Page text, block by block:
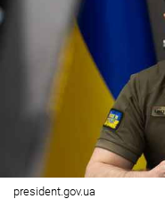
president.gov.ua